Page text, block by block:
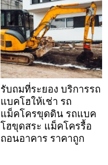
รับถมที่ระยอง บริการรถ
แบคโฮให้เช่า รถ
แม็คโครขุดดิน รถแบค
โฮขุดสระ แม็คโครรื้อ
ถอนอาคาร ราคาถูก